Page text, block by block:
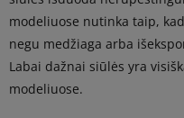
modeliuose nutinka taip,
negu medžiaga arba
Labai dažnai siūlės yra
modeliuose.